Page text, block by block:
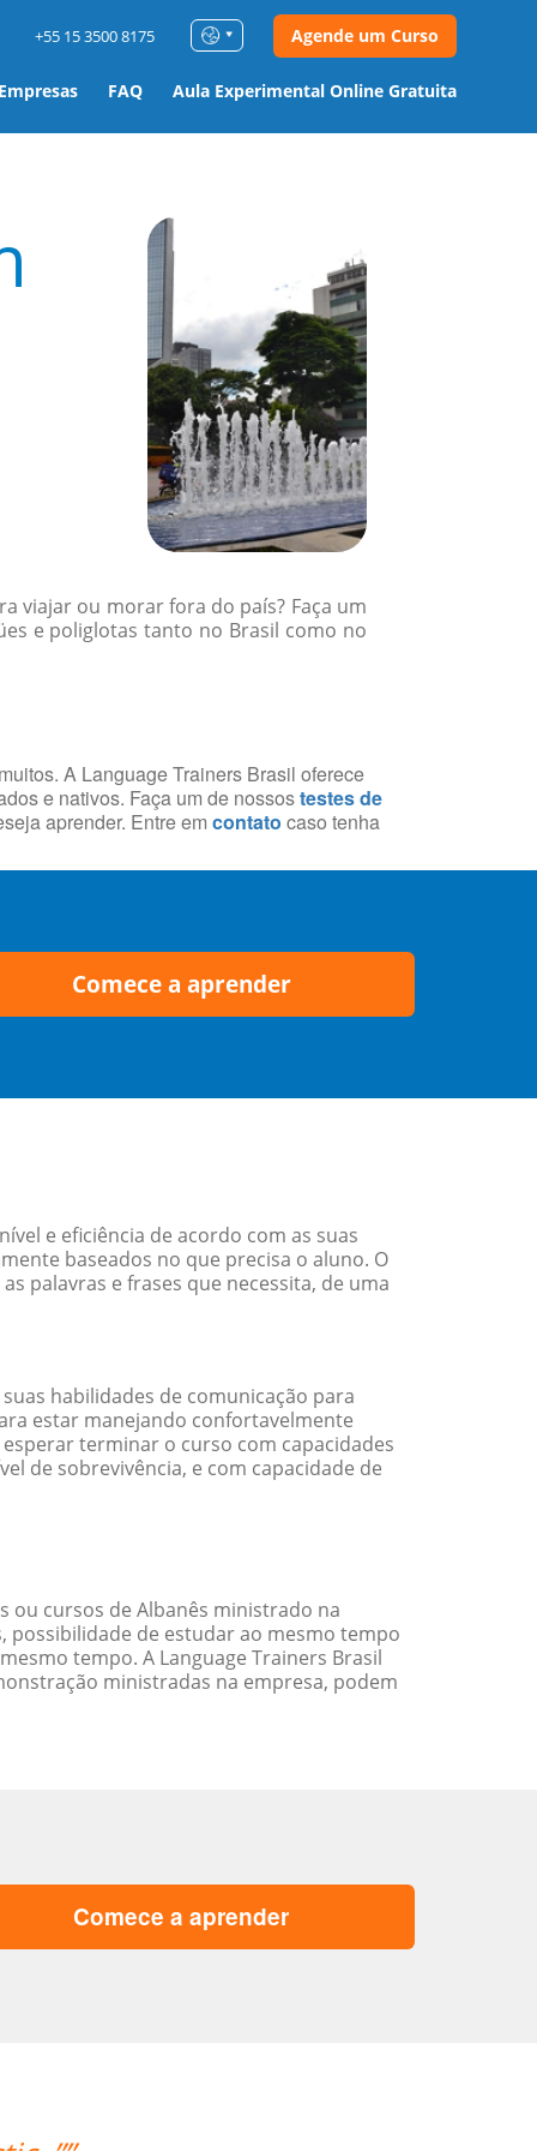
FAQ Aula Experimental Online Gratuita
+55 15 3500 8175 Agende um Curso
viajar ou morar fora do país? Faça um
e poliglotas tanto no Brasil como no
A Language Trainers Brasil oferece
e nativos. Faça um de nossostestes de
aprender. Entre em contato caso tenha
Comece a aprender
e eficiência de acordo com as suas
baseados no que precisa o aluno. O
palavras e frases que necessita, de uma
habilidades de comunicação para
estar manejando confortavelmente
terminar o curso com capacidades
de sobrevivência, e com capacidade de
ou cursos de Albanês ministrado na
possibilidade de estudar ao mesmo tempo
tempo. A Language Trainers Brasil
ministradas na empresa, podem
Comece a aprender